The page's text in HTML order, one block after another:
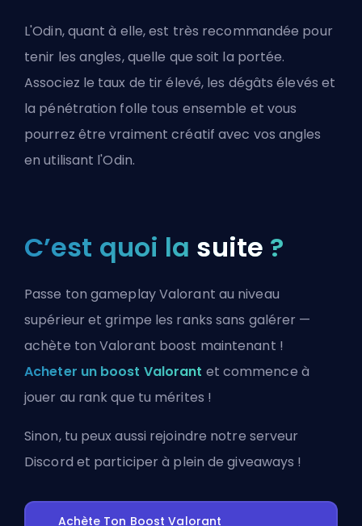
L'Odin, quant à elle, est très recommandée pour
tenir les angles, quelle que soit la portée.
Associez le taux de tir élevé, les dégâts élevés et
la pénétration folle tous ensemble et vous
pourrez être vraiment créatif avec vos angles
en utilisant l'Odin.
C’est quoi la suite ?
Passe ton gameplay Valorant au niveau
supérieur et grimpe les ranks sans galérer —
achète ton Valorant boost maintenant !
Acheter un boost Valorant et commence à
jouer au rank que tu mérites !
Sinon, tu peux aussi rejoindre notre serveur
Discord et participer à plein de giveaways !
Achète Ton Boost Valorant